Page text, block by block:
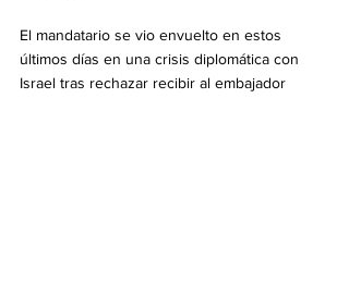
El mandatario se vio envuelto en estos
últimos días en una crisis diplomática con
Israel tras rechazar recibir al embajador